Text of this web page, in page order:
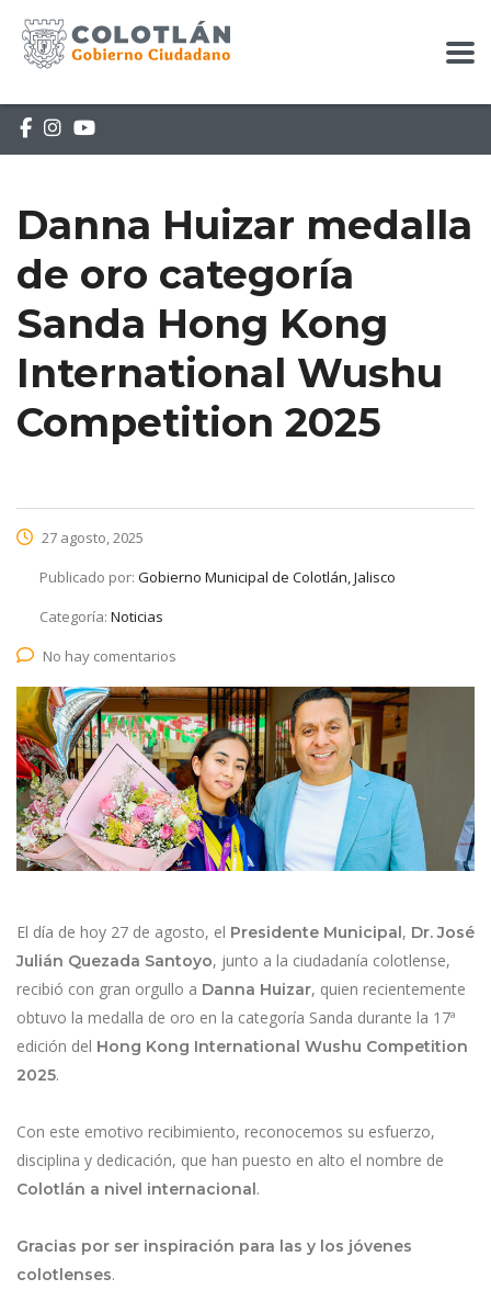
Danna Huizar medalla
de oro categoría
Sanda Hong Kong
International Wushu
Competition 2025
27 agosto, 2025
Publicado por: Gobierno Municipal de Colotlán, Jalisco
Categoría: Noticias
No hay comentarios
El día de hoy 27 de agosto, el Presidente Municipal, Dr. José
Julián Quezada Santoyo, junto a la ciudadanía colotlense,
recibió con gran orgullo a Danna Huizar, quien recientemente
obtuvo la medalla de oro en la categoría Sanda durante la 17ª
edición del Hong Kong International Wushu Competition
2025.
Con este emotivo recibimiento, reconocemos su esfuerzo,
disciplina y dedicación, que han puesto en alto el nombre de
Colotlán a nivel internacional.
Gracias por ser inspiración para las y los jóvenes
colotlenses.